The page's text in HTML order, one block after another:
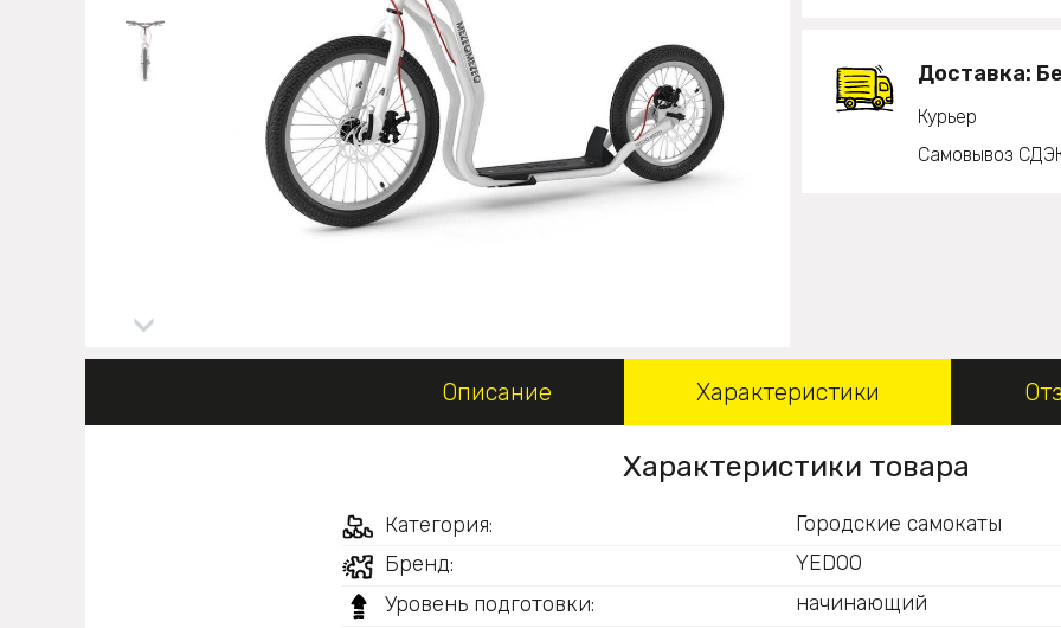
Доставка:
Курьер
Самовывоз
Описание Характеристики
Характеристики товара
Категория:
Городские самокаты
Бренд:
YEDOO
Уровень подготовки:
начинающий